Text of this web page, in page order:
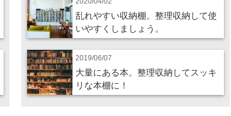
乱れやすい収納棚。整理収納して使
いやすくしましょう。
2019/06/07
大量にある本。整理収納してスッキ
リな本棚に！